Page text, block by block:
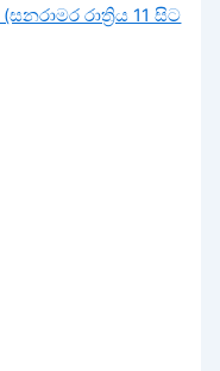
රාත්‍රිය 11 සිට